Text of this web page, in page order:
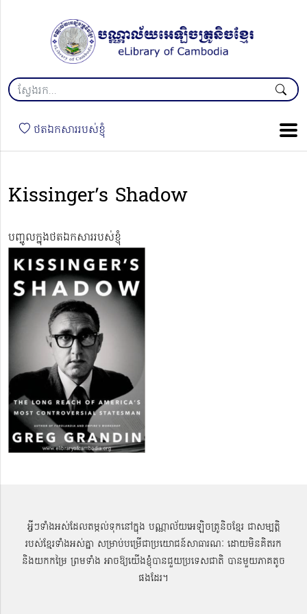
ថតឯកសាររបស់ខ្ញុំ
Kissinger’s Shadow
បញ្ចូលក្នុងថតឯកសាររបស់ខ្ញុំ
អ្វីៗទាំងអស់ដែលតម្កល់ទុកនៅក្នុង បណ្ណាល័យអេឡិចត្រូនិចខ្មែរ ជាសម្បតិ្ត
របស់ខ្មែរទាំងអស់គ្នា សម្រាប់បម្រើជាប្រយោជន៍សាធារណៈ ដោយមិនគិតរក
និងយកកម្រៃ ព្រមទាំង អាចឱ្យយើងខ្ញុំបានជួយប្រទេសជាតិ បានមួយភាគតូច
ផងដែរ។